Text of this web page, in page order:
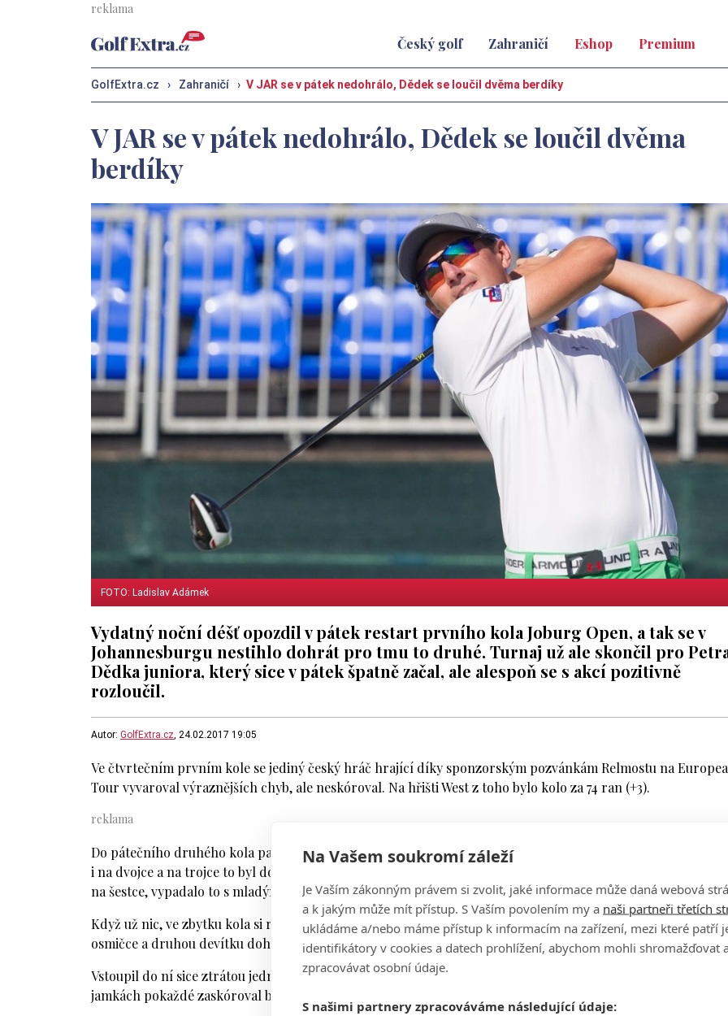
Na Vašem soukromí záleží
Je Vaším zákonným právem si zvolit, jaké informace může daná webová
a k jakým může mít přístup. S Vaším povolením my a naši partneři třetích
ukládáme a/nebo máme přístup k informacím na zařízení, mezi které patří
identifikátory v cookies a datech prohlížení, abychom mohli shromažďovat
zpracovávat osobní údaje.
S našimi partnery zpracováváme následující údaje:
Český golf Zahraničí Eshop Premium
GolfExtra.cz › Zahraničí › V JAR se v pátek nedohrálo, Dědek se loučil dvěma berdíky
V JAR se v pátek nedohrálo, Dědek se loučil dvěma
berdíky
FOTO: Ladislav Adámek
Vydatný noční déšť opozdil v pátek restart prvního kola Joburg Open, a tak se v
Johannesburgu nestihlo dohrát pro tmu to druhé. Turnaj už ale skončil pro
Dědka juniora, který sice v pátek špatně začal, ale alespoň se s akcí pozitivně
rozloučil.
Autor: GolfExtra.cz, 24.02.2017 19:05
Ve čtvrtečním prvním kole se jediný český hráč hrající díky sponzorským pozvánkám Relmostu na
Tour vyvaroval výraznějších chyb, ale neskóroval. Na hřišti West z toho bylo kolo za 74 ran (+3).
Do pátečního druhého kola pak vstoupil hodně špatně. Na hřišti East zahrál bogey na jedničce, stejně
i na dvojce a na trojce to byl dokonce tripláč. Když pak zahrál na čtyřce další bogey a své čtvrté páteční
na šestce, vypadalo to s mladým českým profesionálem špatně.
Když už nic, ve zbytku kola si renomé a sebevědomí vylepšil. Své první birdie v kole i na celém turnaji
osmičce a druhou devítku dohrál dokonce pod par.
Vstoupil do ní sice ztrátou jedné rány na desítce, poté však zapsal šest parů v řadě a na závěrečných dvou
jamkách pokaždé zaskóroval berdíkem. Nejprve na čtyřparové sedmnáctce a poté i na pětiparové